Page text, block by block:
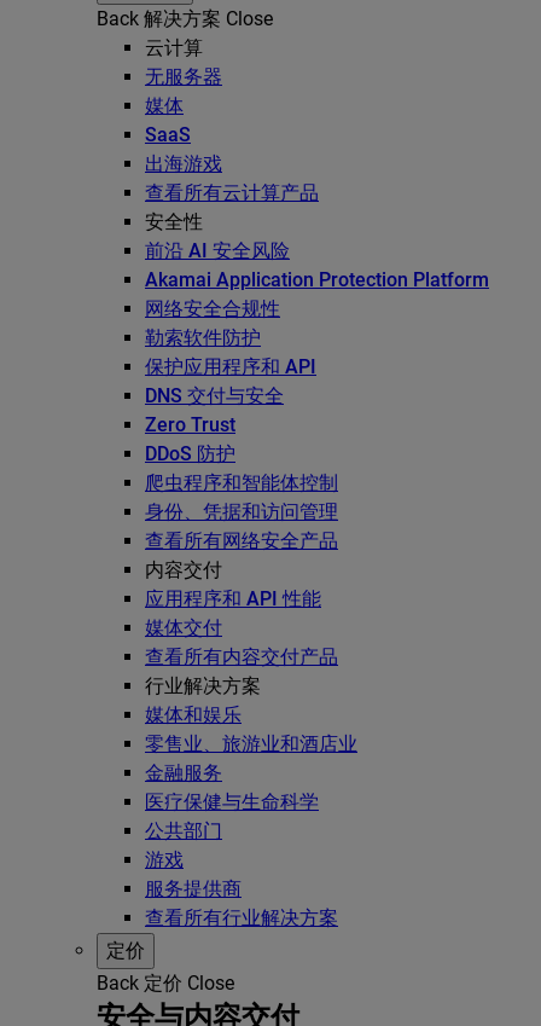
Back 解决方案 Close
云计算
无服务器
媒体
SaaS
出海游戏
查看所有云计算产品
安全性
前沿 AI 安全风险
Akamai Application Protection Platform
网络安全合规性
勒索软件防护
保护应用程序和 API
DNS 交付与安全
Zero Trust
DDoS 防护
爬虫程序和智能体控制
身份、凭据和访问管理
查看所有网络安全产品
内容交付
应用程序和 API 性能
媒体交付
查看所有内容交付产品
行业解决方案
媒体和娱乐
零售业、旅游业和酒店业
金融服务
医疗保健与生命科学
公共部门
游戏
服务提供商
查看所有行业解决方案
定价
Back 定价 Close
安全与内容交付